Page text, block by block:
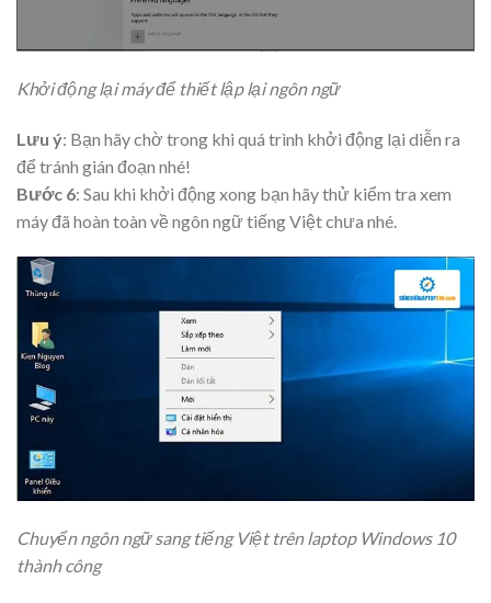
Khởi động lại máy để thiết lập lại ngôn ngữ
Lưu ý: Bạn hãy chờ trong khi quá trình khởi động lại diễn ra
để tránh gián đoạn nhé!
Bước 6: Sau khi khởi động xong bạn hãy thử kiểm tra xem
máy đã hoàn toàn về ngôn ngữ tiếng Việt chưa nhé.
Chuyển ngôn ngữ sang tiếng Việt trên laptop Windows 10
thành công